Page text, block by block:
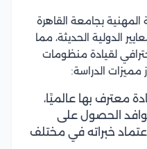
بجامعة القاهرة
الدولية الحديثة، مما
لقيادة منظومات
مميزات الدراسة:
معترف بها عالميًا،
الحصول على
خبراته في مختلف